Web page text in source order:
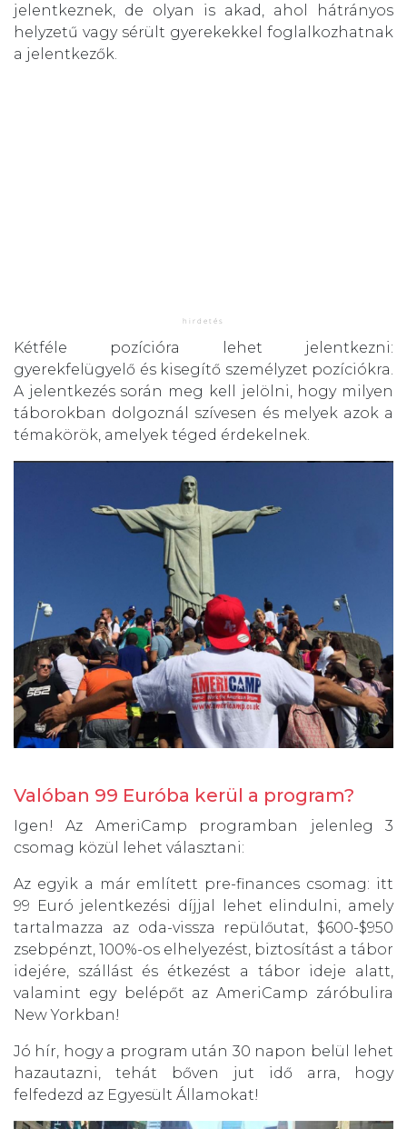
jelentkeznek, de olyan is akad, ahol hátrányos
helyzetű vagy sérült gyerekekkel foglalkozhatnak
a jelentkezők.
Kétféle pozícióra lehet jelentkezni:
gyerekfelügyelő és kisegítő személyzet pozíciókra.
A jelentkezés során meg kell jelölni, hogy milyen
táborokban dolgoznál szívesen és melyek azok a
témakörök, amelyek téged érdekelnek.
Valóban 99 Euróba kerül a program?
Igen! Az AmeriCamp programban jelenleg 3
csomag közül lehet választani:
Az egyik a már említett pre-finances csomag: itt
99 Euró jelentkezési díjjal lehet elindulni, amely
tartalmazza az oda-vissza repülőutat, $600-$950
zsebpénzt, 100%-os elhelyezést, biztosítást a tábor
idejére, szállást és étkezést a tábor ideje alatt,
valamint egy belépőt az AmeriCamp záróbulira
New Yorkban!
Jó hír, hogy a program után 30 napon belül lehet
hazautazni, tehát bőven jut idő arra, hogy
felfedezd az Egyesült Államokat!